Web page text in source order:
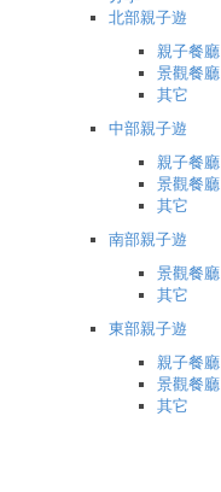
北部親子遊
親子餐廳
景觀餐廳
其它
中部親子遊
親子餐廳
景觀餐廳
其它
南部親子遊
景觀餐廳
其它
東部親子遊
親子餐廳
景觀餐廳
其它